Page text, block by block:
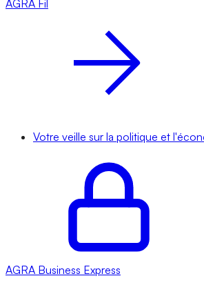
AGRA Fil
Votre veille sur la politique et
AGRA Business Express